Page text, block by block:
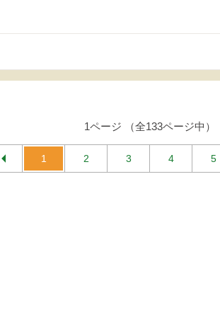
1ページ （全133ページ中）
1 2 3 4 5